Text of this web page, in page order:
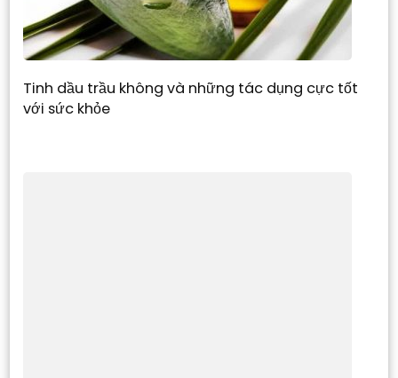
Tinh dầu trầu không và những tác dụng cực tốt
với sức khỏe